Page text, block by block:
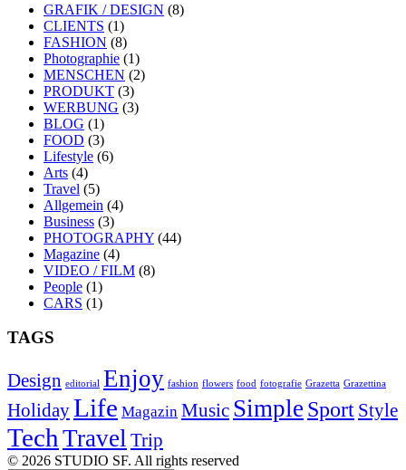
GRAFIK / DESIGN (8)
CLIENTS (1)
FASHION (8)
Photographie (1)
MENSCHEN (2)
PRODUKT (3)
WERBUNG (3)
BLOG (1)
FOOD (3)
Lifestyle (6)
Arts (4)
Travel (5)
Allgemein (4)
Business (3)
PHOTOGRAPHY (44)
Magazine (4)
VIDEO / FILM (8)
People (1)
CARS (1)
TAGS
Design editorial Enjoy fashion flowers food fotografie Grazetta Grazettina
HolidayLife Magazin Music Simple Sport Style
Tech Travel Trip
© 2026 STUDIO SF. All rights reserved